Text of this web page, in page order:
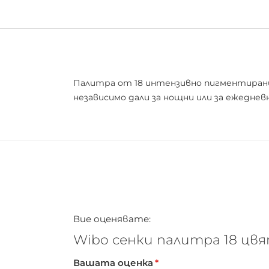
Палитра от 18 интензивно
независимо дали за нощни или за
Вие оценявате:
Wibo сенки палитра 18
Вашата оценка